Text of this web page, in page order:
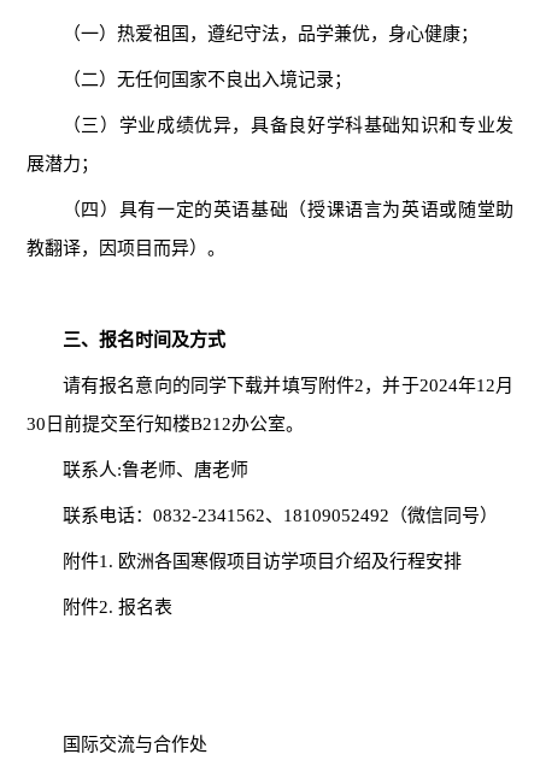
（一）热爱祖国，遵纪守法，品学兼优，身心健康；
（二）无任何国家不良出入境记录；
（三）学业成绩优异，具备良好学科基础知识和专业发
展潜力；
（四）具有一定的英语基础（授课语言为英语或随堂助
教翻译，因项目而异）。
三、 报名时间及方式
请有报名意向的同学下载并填写附件2，并于2024年12月
30日前提交至行知楼B212办公室。
联系人:鲁老师、唐老师
联系电话：0832-2341562、18109052492（微信同号）
附件1. 欧洲各国寒假项目访学项目介绍及行程安排
附件2. 报名表
国际交流与合作处